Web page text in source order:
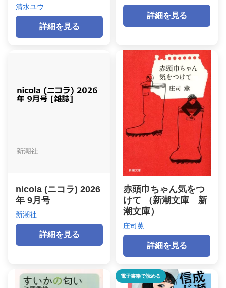
清水ユウ
詳細を見る
詳細を見る
nicola (ニコラ) 2026
年 9月号
新潮社
詳細を見る
赤頭巾ちゃん気をつ
けて （新潮文庫 新
潮文庫）
庄司薫
詳細を見る
電子書籍で読める